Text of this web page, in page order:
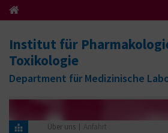
Institut für
Toxikologie
Department für Medizinische
Über uns Anfahrt